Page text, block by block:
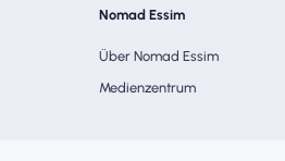
Nomad Essim
Über Nomad Essim
Medienzentrum